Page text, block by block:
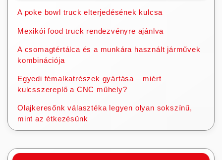
A poke bowl truck elterjedésének kulcsa
Mexikói food truck rendezvényre ajánlva
A csomagtértálca és a munkára használt járművek
kombinációja
Egyedi fémalkatrészek gyártása – miért
kulcsszereplő a CNC műhely?
Olajkeresőnk választéka legyen olyan sokszínű,
mint az étkezésünk